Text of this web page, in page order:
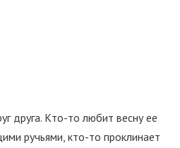
друга. Кто-то любит весну ее
ручьями, кто-то проклинает